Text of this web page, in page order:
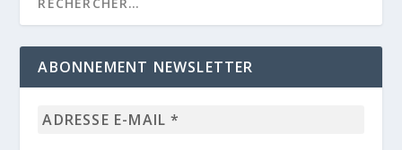
ABONNEMENT NEWSLETTER
Adresse